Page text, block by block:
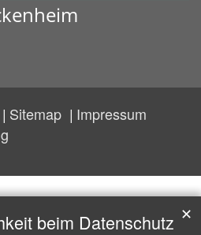
Sitemap
Impressum
beim Datenschutz ✕